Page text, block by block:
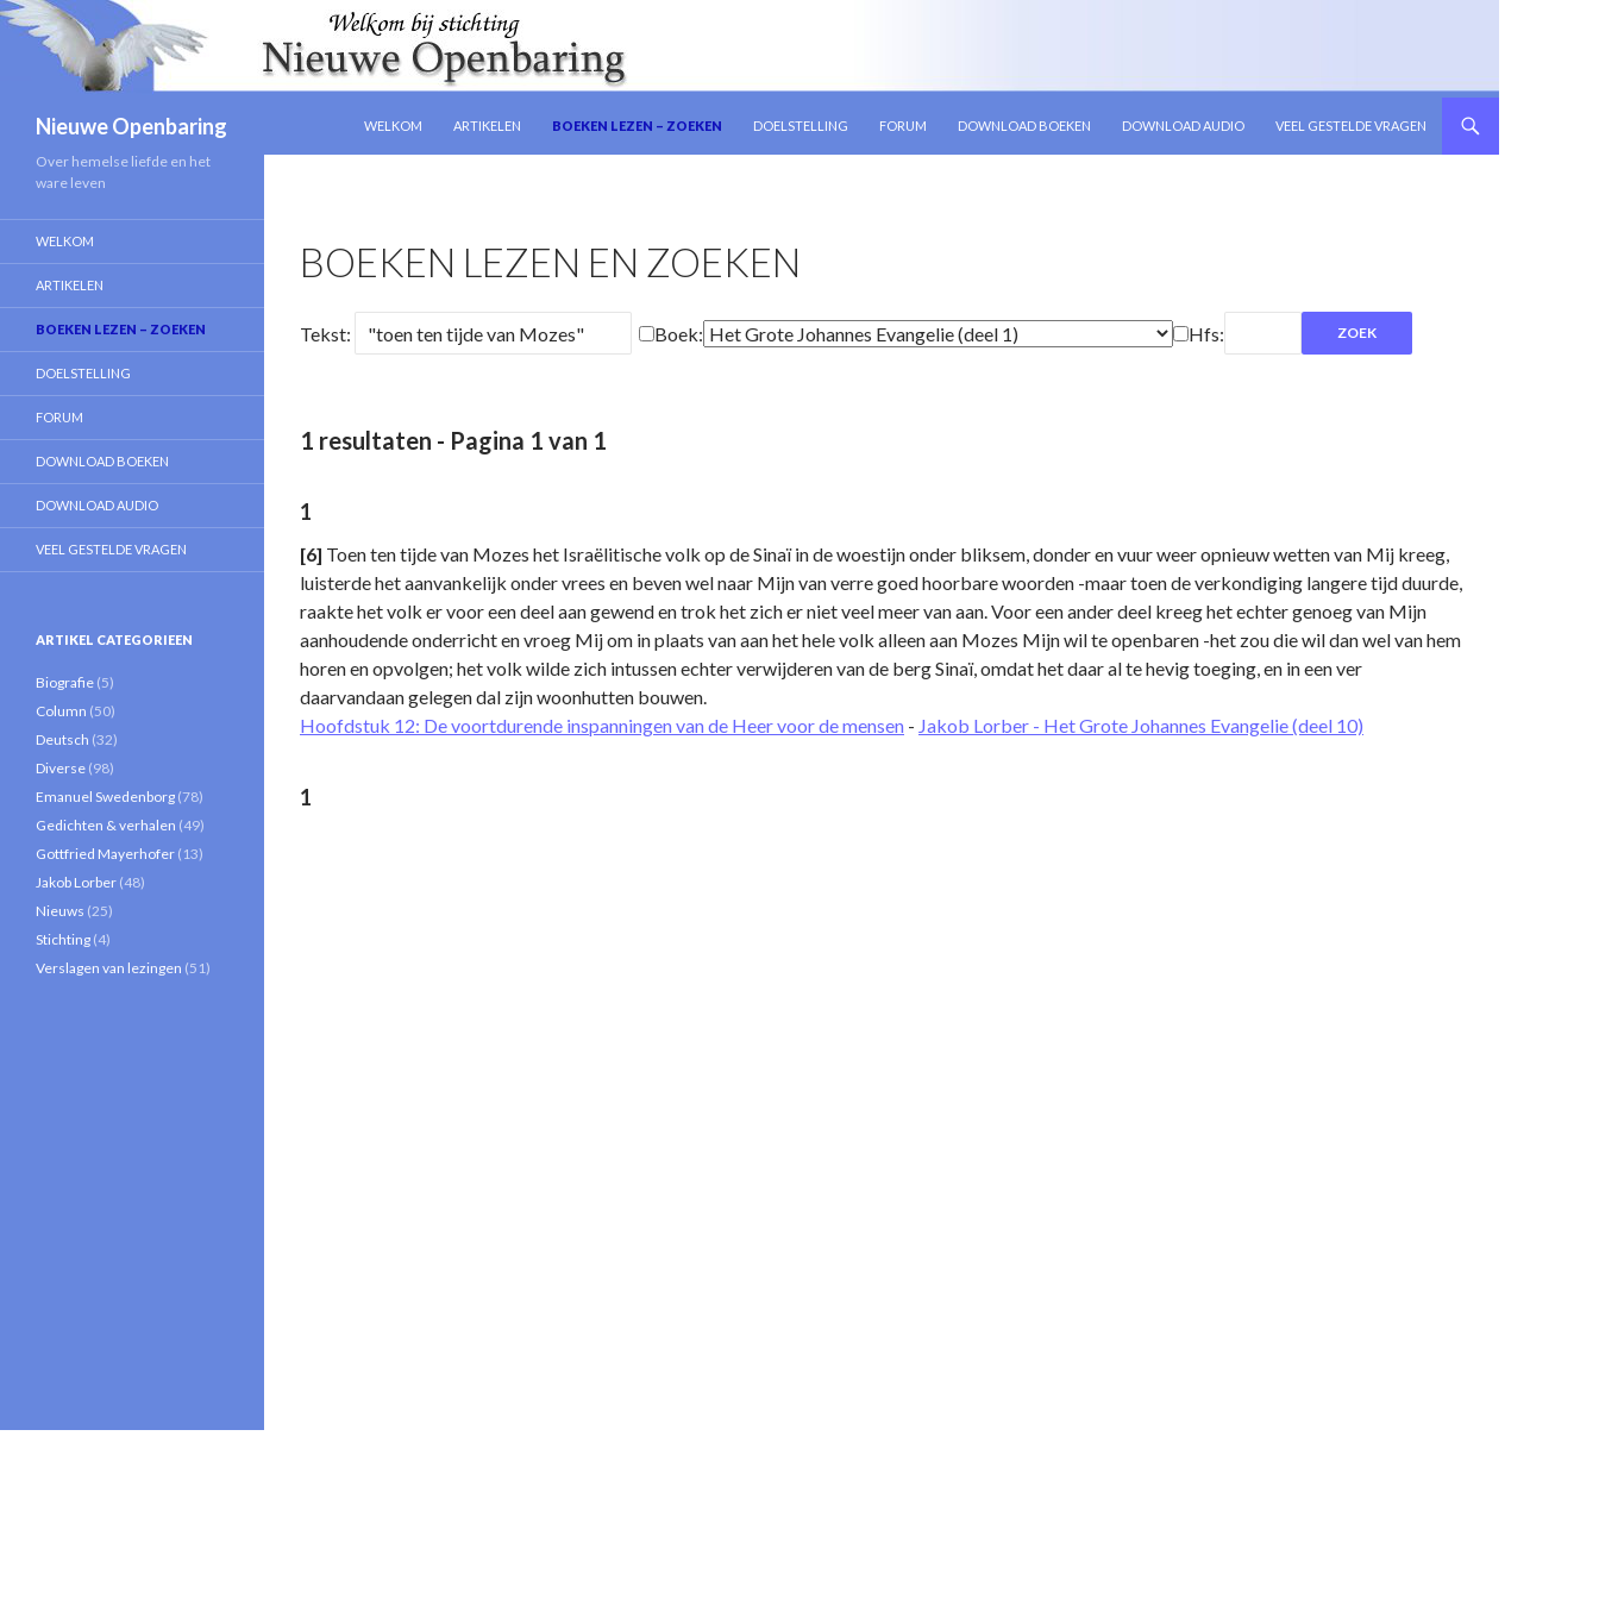
Nieuwe Openbaring
WELKOM
ARTIKELEN BOEKEN LEZEN – ZOEKEN DOELSTELLING FORUM DOWNLOAD BOEKEN DOWNLOAD AUDIO VEEL GESTELDE VRAGEN
BOEKEN LEZEN EN ZOEKEN
Tekst: Boek: Hfs:
1 resultaten - Pagina 1 van 1
1
[6] Toen ten tijde van Mozes het Israëlitische volk op de Sinaï in de woestijn onder bliksem, donder en vuur weer opnieuw wetten van Mij kreeg,
luisterde het aanvankelijk onder vrees en beven wel naar Mijn van verre goed hoorbare woorden -maar toen de verkondiging langere tijd duurde,
raakte het volk er voor een deel aan gewend en trok het zich er niet veel meer van aan. Voor een ander deel kreeg het echter genoeg van Mijn
aanhoudende onderricht en vroeg Mij om in plaats van aan het hele volk alleen aan Mozes Mijn wil te openbaren -het zou die wil dan wel van hem
horen en opvolgen; het volk wilde zich intussen echter verwijderen van de berg Sinaï, omdat het daar al te hevig toeging, en in een ver
daarvandaan gelegen dal zijn woonhutten bouwen.
Hoofdstuk 12: De voortdurende inspanningen van de Heer voor de mensen - Jakob Lorber - Het Grote Johannes Evangelie (deel 10)
1
Over hemelse liefde en het
ware leven
WELKOM
ARTIKELEN
BOEKEN LEZEN – ZOEKEN
DOELSTELLING
FORUM
DOWNLOAD BOEKEN
DOWNLOAD AUDIO
VEEL GESTELDE VRAGEN
ARTIKEL CATEGORIEEN
Biografie (5)
Column (50)
Deutsch (32)
Diverse (98)
Emanuel Swedenborg (78)
Gedichten & verhalen (49)
Gottfried Mayerhofer (13)
Jakob Lorber (48)
Nieuws (25)
Stichting (4)
Verslagen van lezingen (51)